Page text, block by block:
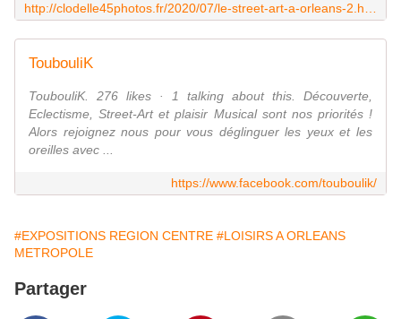
ToubouliK
ToubouliK. 276 likes · 1 talking about this. Découverte,
Eclectisme, Street-Art et plaisir Musical sont nos priorités !
Alors rejoignez nous pour vous déglinguer les yeux et les
oreilles avec ...
https://www.facebook.com/touboulik/
#EXPOSITIONS REGION CENTRE #LOISIRS A ORLEANS
METROPOLE
Partager